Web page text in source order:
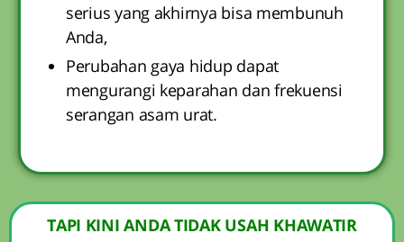
serius yang akhirnya bisa membunuh
Anda,
Perubahan gaya hidup dapat
mengurangi keparahan dan frekuensi
serangan asam urat.
TAPI KINI ANDA TIDAK USAH KHAWATIR